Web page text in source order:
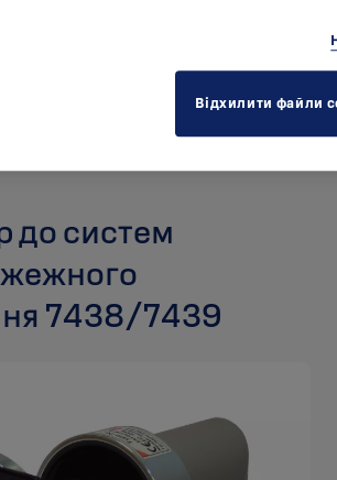
до систем
7438/7439
Відхилити файли